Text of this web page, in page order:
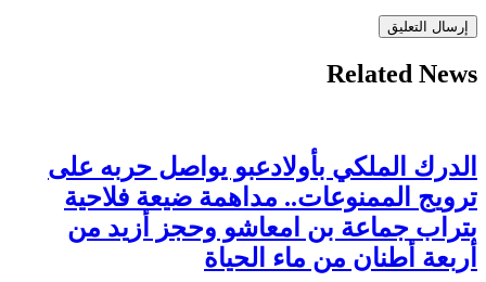
Related News
الدرك الملكي بأولادعبو يواصل حربه على
ترويج الممنوعات.. مداهمة ضيعة فلاحية
بتراب جماعة بن امعاشو وحجز أزيد من
أربعة أطنان من ماء الحياة